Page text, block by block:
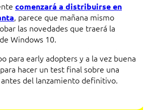
comenzará a distribuirse en
, parece que mañana mismo
las novedades que traerá la
Windows 10.
para early adopters y a la vez buena
hacer un test final sobre una
del lanzamiento definitivo.